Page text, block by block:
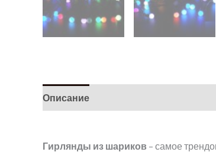
Описание
Гирлянды из шариков – самое